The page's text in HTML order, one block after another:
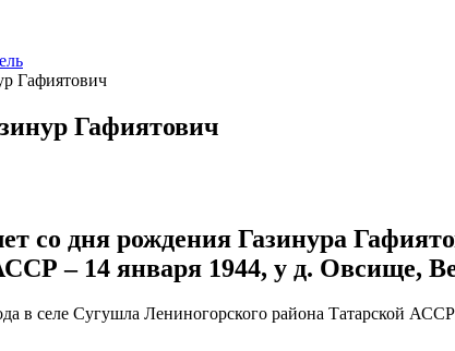
Гафиятович
Гафиятович
со дня рождения Газинура
– 14 января 1944, у д. Овсище,
в селе Сугушла Лениногорского района Татарской